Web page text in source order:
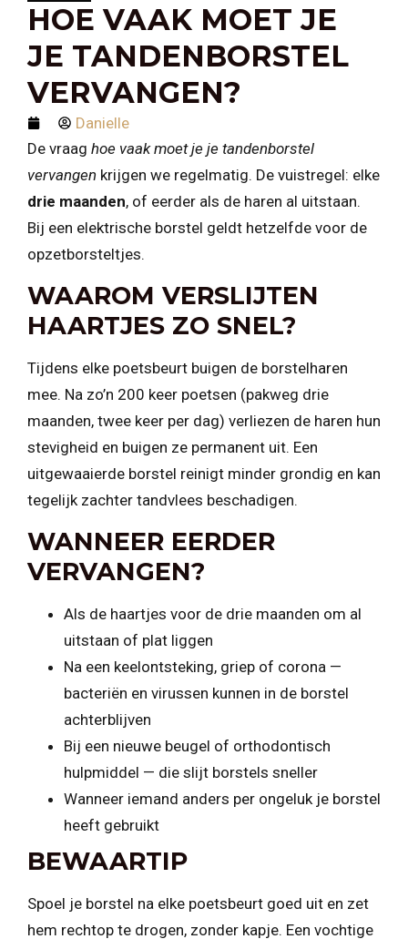
HOE VAAK MOET JE
JE TANDENBORSTEL
VERVANGEN?
Danielle
De vraag hoe vaak moet je je tandenborstel
vervangen krijgen we regelmatig. De vuistregel: elke
drie maanden, of eerder als de haren al uitstaan.
Bij een elektrische borstel geldt hetzelfde voor de
opzetborsteltjes.
WAAROM VERSLIJTEN
HAARTJES ZO SNEL?
Tijdens elke poetsbeurt buigen de borstelharen
mee. Na zo’n 200 keer poetsen (pakweg drie
maanden, twee keer per dag) verliezen de haren hun
stevigheid en buigen ze permanent uit. Een
uitgewaaierde borstel reinigt minder grondig en kan
tegelijk zachter tandvlees beschadigen.
WANNEER EERDER
VERVANGEN?
Als de haartjes voor de drie maanden om al
uitstaan of plat liggen
Na een keelontsteking, griep of corona —
bacteriën en virussen kunnen in de borstel
achterblijven
Bij een nieuwe beugel of orthodontisch
hulpmiddel — die slijt borstels sneller
Wanneer iemand anders per ongeluk je borstel
heeft gebruikt
BEWAARTIP
Spoel je borstel na elke poetsbeurt goed uit en zet
hem rechtop te drogen, zonder kapje. Een vochtige